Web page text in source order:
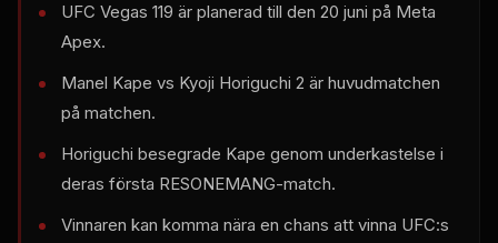
UFC Vegas 119 är planerad till den 20 juni på Meta
Apex.
Manel Kape vs Kyoji Horiguchi 2 är huvudmatchen
på matchen.
Horiguchi besegrade Kape genom underkastelse i
deras första RESONEMANG-match.
Vinnaren kan komma nära en chans att vinna UFC:s